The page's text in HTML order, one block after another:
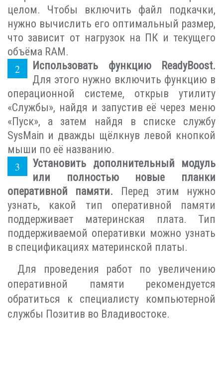
целом. Чтобы включить файл подкачки,
нужно вычислить его оптимальный размер,
что зависит от нагрузок на ПК и текущего
объёма RAM.
Использовать функцию ReadyBoost.
Для этого нужно включить функцию в
операционной системе, открыв утилиту
«Службы», найдя и запустив её через меню
«Пуск», а затем найдя в списке службу
SysMain и дважды щёлкнув левой кнопкой
мыши по её названию.
Установить дополнительный модуль
или полностью новые планки
оперативной памяти. Перед этим нужно
узнать, какой тип оперативной памяти
поддерживает материнская плата. Тип
поддерживаемой оперативки можно узнать
в спецификациях материнской платы.
Для проведения работ по увеличению
оперативной памяти рекомендуется
обратиться к специалисту компьютерной
службы Позитив во Владивостоке.